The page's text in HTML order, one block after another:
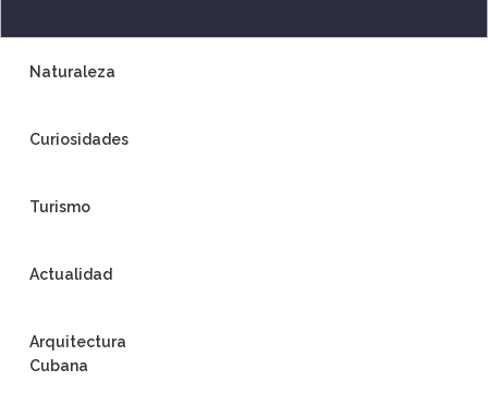
Naturaleza
Curiosidades
Turismo
Actualidad
Arquitectura
Cubana